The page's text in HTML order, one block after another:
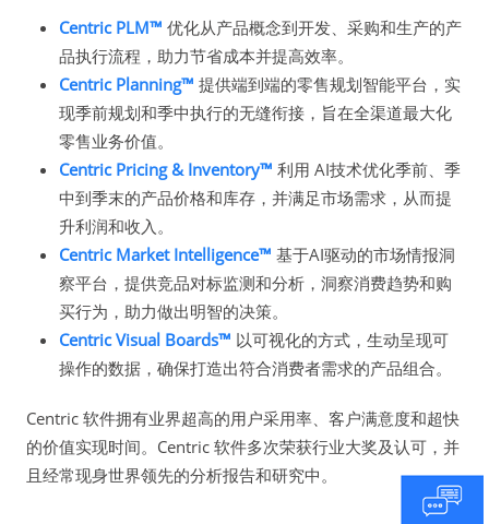
Centric PLM™ 优化从产品概念到开发、采购和生产的产
品执行流程，助力节省成本并提高效率。
Centric Planning™ 提供端到端的零售规划智能平台，实
现季前规划和季中执行的无缝衔接，旨在全渠道最大化
零售业务价值。
Centric Pricing & Inventory™ 利用 AI技术优化季前、季
中到季末的产品价格和库存，并满足市场需求，从而提
升利润和收入。
Centric Market Intelligence™ 基于AI驱动的市场情报洞
察平台，提供竞品对标监测和分析，洞察消费趋势和购
买行为，助力做出明智的决策。
Centric Visual Boards™ 以可视化的方式，生动呈现可
操作的数据，确保打造出符合消费者需求的产品组合。
Centric 软件拥有业界超高的用户采用率、客户满意度和超快
的价值实现时间。Centric 软件多次荣获行业大奖及认可，并
且经常现身世界领先的分析报告和研究中。